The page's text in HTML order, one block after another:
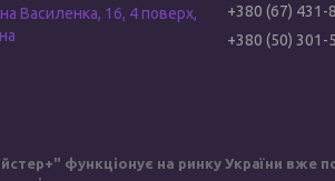
Василенка, 16, 4 поверх,
+380 (67) 431-
+380 (50) 301-
функціонує на ринку України вже